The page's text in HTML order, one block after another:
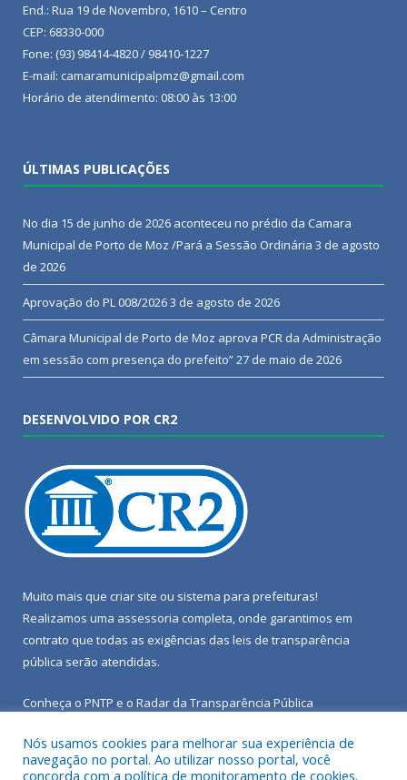
End.: Rua 19 de Novembro, 1610 – Centro
CEP: 68330-000
Fone: (93) 98414-4820 / 98410-1227
E-mail: camaramunicipalpmz@gmail.com
Horário de atendimento: 08:00 às 13:00
ÚLTIMAS PUBLICAÇÕES
No dia 15 de junho de 2026 aconteceu no prédio da Camara
Municipal de Porto de Moz /Pará a Sessão Ordinária 3 de agosto
de 2026
Aprovação do PL 008/20263 de agosto de 2026
Câmara Municipal de Porto de Moz aprova PCR da Administração
em sessão com presença do prefeito”27 de maio de 2026
DESENVOLVIDO POR CR2
Muito mais que criar site ou sistema para prefeituras!
Realizamos uma assessoria completa, onde garantimos em
contrato que todas as exigências das leis de transparência
pública serão atendidas.
Conheça o PNTP e o Radar da Transparência Pública
Nós usamos cookies para melhorar sua experiência de
navegação no portal. Ao utilizar nosso portal, você
concorda com a política de monitoramento de cookies.